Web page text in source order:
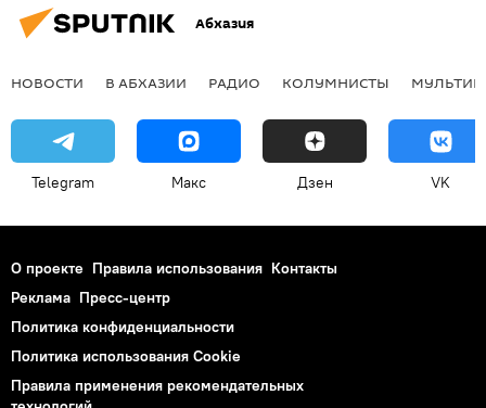
Абхазия
НОВОСТИ В АБХАЗИИ РАДИО КОЛУМНИСТЫ
Telegram Макс Дзен VK
О проекте Правила использования Контакты
Реклама Пресс-центр
Политика конфиденциальности
Политика использования Cookie
Правила применения рекомендательных